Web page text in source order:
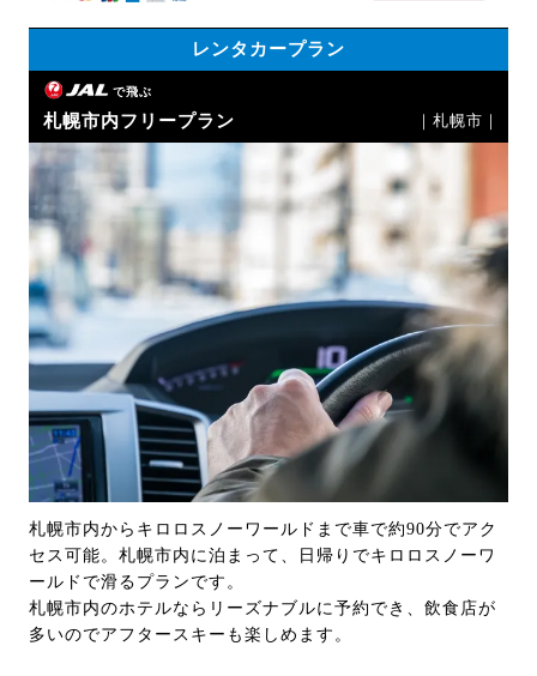
レンタカープラン
で飛ぶ
札幌市内フリープラン ｜札幌市｜
札幌市内からキロロスノーワールドまで車で約90分でアク
セス可能。札幌市内に泊まって、日帰りでキロロスノーワ
ールドで滑るプランです。
札幌市内のホテルならリーズナブルに予約でき、飲食店が
多いのでアフタースキーも楽しめます。